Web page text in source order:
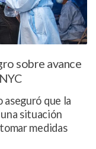
sobre avance
aseguró que la
situación
medidas